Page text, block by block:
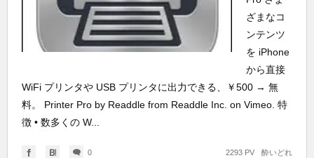
ざまなコ
ンテンツ
を iPhone
から直接
WiFi プリンタや USB プリンタに出力できる、￥500 → 無
料。 Printer Pro by Readdle from Readdle Inc. on Vimeo. 特
徴 • 数多くの W...
0 酔いどれ
2293 PV